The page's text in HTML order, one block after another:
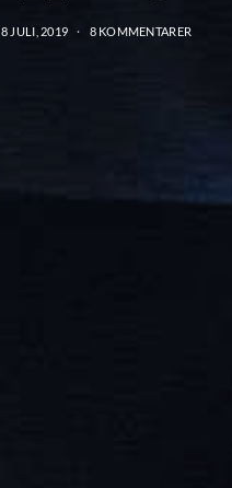
8 JULI, 2019 8 KOMMENTARER